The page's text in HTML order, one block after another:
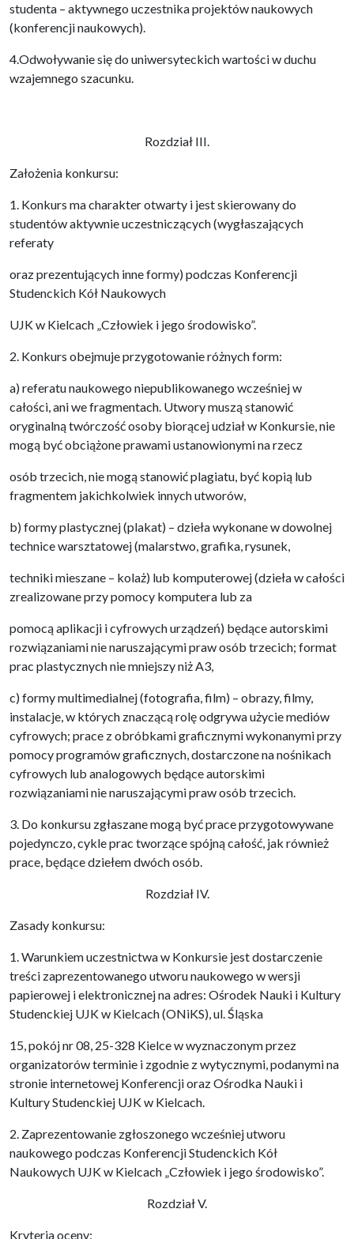
studenta – aktywnego uczestnika projektów naukowych
(konferencji naukowych).
4.Odwoływanie się do uniwersyteckich wartości w duchu
wzajemnego szacunku.
Rozdział III.
Założenia konkursu:
1. Konkurs ma charakter otwarty i jest skierowany do
studentów aktywnie uczestniczących (wygłaszających
referaty
oraz prezentujących inne formy) podczas Konferencji
Studenckich Kół Naukowych
UJK w Kielcach „Człowiek i jego środowisko”.
2. Konkurs obejmuje przygotowanie różnych form:
a) referatu naukowego niepublikowanego wcześniej w
całości, ani we fragmentach. Utwory muszą stanowić
oryginalną twórczość osoby biorącej udział w Konkursie, nie
mogą być obciążone prawami ustanowionymi na rzecz
osób trzecich, nie mogą stanowić plagiatu, być kopią lub
fragmentem jakichkolwiek innych utworów,
b) formy plastycznej (plakat) – dzieła wykonane w dowolnej
technice warsztatowej (malarstwo, grafika, rysunek,
techniki mieszane – kolaż) lub komputerowej (dzieła w całości
zrealizowane przy pomocy komputera lub za
pomocą aplikacji i cyfrowych urządzeń) będące autorskimi
rozwiązaniami nie naruszającymi praw osób trzecich; format
prac plastycznych nie mniejszy niż A3,
c) formy multimedialnej (fotografia, film) – obrazy, filmy,
instalacje, w których znaczącą rolę odgrywa użycie mediów
cyfrowych; prace z obróbkami graficznymi wykonanymi przy
pomocy programów graficznych, dostarczone na nośnikach
cyfrowych lub analogowych będące autorskimi
rozwiązaniami nie naruszającymi praw osób trzecich.
3. Do konkursu zgłaszane mogą być prace przygotowywane
pojedynczo, cykle prac tworzące spójną całość, jak również
prace, będące dziełem dwóch osób.
Rozdział IV.
Zasady konkursu:
1. Warunkiem uczestnictwa w Konkursie jest dostarczenie
treści zaprezentowanego utworu naukowego w wersji
papierowej i elektronicznej na adres: Ośrodek Nauki i Kultury
Studenckiej UJK w Kielcach (ONiKS), ul. Śląska
15, pokój nr 08, 25-328 Kielce w wyznaczonym przez
organizatorów terminie i zgodnie z wytycznymi, podanymi na
stronie internetowej Konferencji oraz Ośrodka Nauki i
Kultury Studenckiej UJK w Kielcach.
2. Zaprezentowanie zgłoszonego wcześniej utworu
naukowego podczas Konferencji Studenckich Kół
Naukowych UJK w Kielcach „Człowiek i jego środowisko”.
Rozdział V.
Kryteria oceny: